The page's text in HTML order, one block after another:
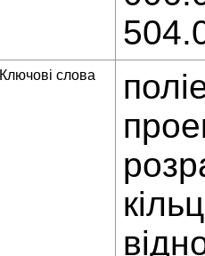
Ключові слова